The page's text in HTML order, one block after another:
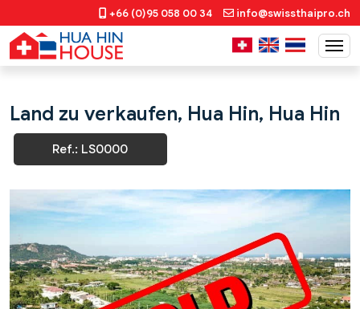
+66 (0)95 058 00 34 info@swissthaipro.ch
Land zu verkaufen, Hua Hin, Hua Hin
Ref.: LS0000